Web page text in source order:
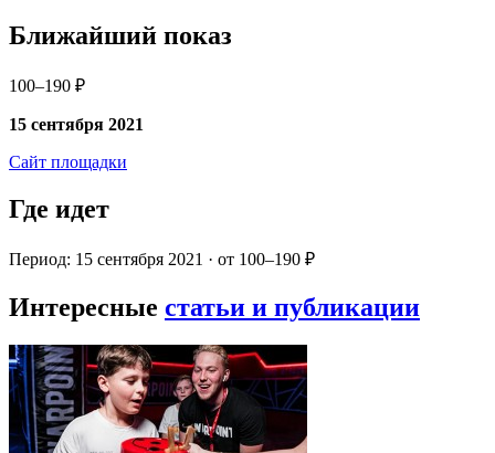
Ближайший показ
100–190 ₽
15 сентября 2021
Сайт площадки
Где идет
Период: 15 сентября 2021 · от 100–190 ₽
Интересные статьи и публикации